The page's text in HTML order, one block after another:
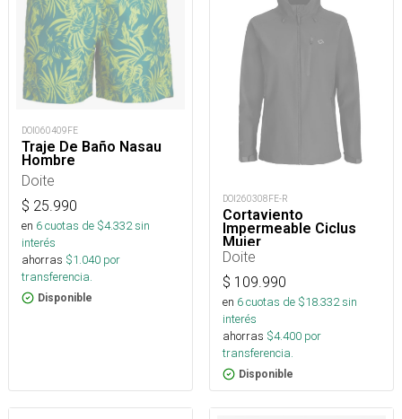
DOI060409FE
Traje De Baño Nasau
Hombre
Doite
$ 25.990
en 6cuotas de $4.332sin
interés
ahorras $1.040 por
transferencia.
Disponible
DOI260308FE-R
Cortaviento
Impermeable Ciclus
Mujer
Doite
$ 109.990
en 6cuotas de $18.332sin
interés
ahorras $4.400 por
transferencia.
Disponible